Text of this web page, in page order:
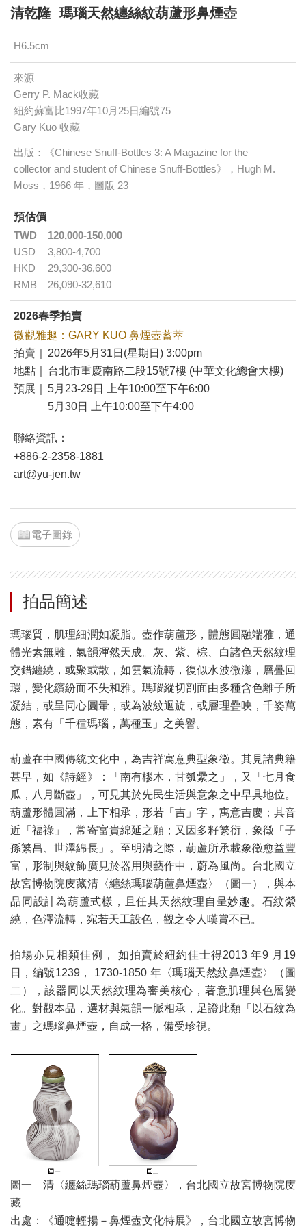
清乾隆 瑪瑙天然纏絲紋葫蘆形鼻煙壺
H6.5cm
來源
Gerry P. Mack收藏
紐約蘇富比1997年10月25日編號75
Gary Kuo 收藏
出版：《Chinese Snuff-Bottles 3: A Magazine for the
collector and student of Chinese Snuff-Bottles》，Hugh M.
Moss，1966 年，圖版 23
預估價
TWD
120,000-150,000
USD
3,800-4,700
HKD
29,300-36,600
RMB
26,090-32,610
2026春季拍賣
微觀雅趣：GARY KUO 鼻煙壺蓄萃
拍賣｜
2026年5月31日(星期日) 3:00pm
地點｜
台北市重慶南路二段15號7樓 (中華文化總會大樓)
預展｜
5月23-29日 上午10:00至下午6:00
5月30日 上午10:00至下午4:00
聯絡資訊：
+886-2-2358-1881
art@yu-jen.tw
電子圖錄
拍品簡述
瑪瑙質，肌理細潤如凝脂。壺作葫蘆形，體態圓融端雅，通
體光素無雕，氣韻渾然天成。灰、紫、棕、白諸色天然紋理
交錯纏繞，或聚或散，如雲氣流轉，復似水波微漾，層疊回
環，變化繽紛而不失和雅。瑪瑙縱切剖面由多種含色離子所
凝結，或呈同心圓暈，或為波紋迴旋，或層理疊映，千姿萬
態，素有「千種瑪瑙，萬種玉」之美譽。
葫蘆在中國傳統文化中，為吉祥寓意典型象徵。其見諸典籍
甚早，如《詩經》：「南有樛木，甘瓠纍之」，又「七月食
瓜，八月斷壺」，可見其於先民生活與意象之中早具地位。
葫蘆形體圓滿，上下相承，形若「吉」字，寓意吉慶；其音
近「福祿」，常寄富貴綿延之願；又因多籽繁衍，象徵「子
孫繁昌、世澤綿長」。至明清之際，葫蘆所承載象徵愈益豐
富，形制與紋飾廣見於器用與藝作中，蔚為風尚。台北國立
故宮博物院庋藏清〈纏絲瑪瑙葫蘆鼻煙壺〉（圖一），與本
品同設計為葫蘆式樣，且任其天然紋理自呈妙趣。石紋縈
繞，色澤流轉，宛若天工設色，觀之令人嘆賞不已。
拍場亦見相類佳例， 如拍賣於紐約佳士得2013 年9 月19
日，編號1239， 1730-1850 年〈瑪瑙天然紋鼻煙壺〉（圖
二），該器同以天然紋理為審美核心，著意肌理與色層變
化。對觀本品，選材與氣韻一脈相承，足證此類「以石紋為
畫」之瑪瑙鼻煙壺，自成一格，備受珍視。
圖一 清〈纏絲瑪瑙葫蘆鼻煙壺〉，台北國立故宮博物院庋
藏
出處：《通嚏輕揚－鼻煙壺文化特展》，台北國立故宮博物